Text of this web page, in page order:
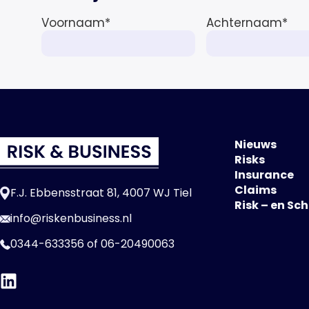
Voornaam* Achternaam*
F.J. Ebbensstraat 81, 4007 WJ Tiel
info@riskenbusiness.nl
0344-633356of 06-20490063
Nieuws
Risks
Insurance
Claims
Risk – en